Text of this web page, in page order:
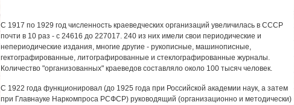
С 1917 по 1929 год численность краеведческих организаций увеличилась в СССР
почти в 10 раз - с 24616 до 227017. 240 из них имели свои периодические и
непериодические издания, многие другие - рукописные, машинописные,
гектографированные, литографированные и стеклографированные журналы.
Количество "организованных" краеведов составляло около 100 тысяч человек.
С 1922 года функционировал (до 1925 года при Российской академии наук, а затем
при Главнауке Наркомпроса РСФСР) руководящий (организационно и методически)